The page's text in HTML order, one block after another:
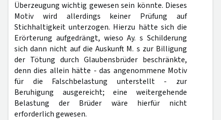
Überzeugung wichtig gewesen sein könnte. Dieses
Motiv wird allerdings keiner Prüfung auf
Stichhaltigkeit unterzogen. Hierzu hätte sich die
Erörterung aufgedrängt, wieso Ay. s Schilderung
sich dann nicht auf die Auskunft M. s zur Billigung
der Tötung durch Glaubensbrüder beschränkte,
denn dies allein hätte - das angenommene Motiv
für die Falschbelastung unterstellt - zur
Beruhigung ausgereicht; eine weitergehende
Belastung der Brüder wäre hierfür nicht
erforderlich gewesen.